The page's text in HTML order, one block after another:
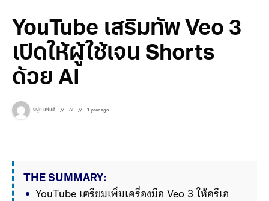
YouTube เสริมทัพ Veo 3
เปิดให้ผู้ใช้เจน Shorts
ด้วย AI
หนุ่ย แซ่แต้ AI 1 year ago
THE SUMMARY:
YouTube เตรียมเพิ่มเครื่องมือ Veo 3 ให้ครีเอ